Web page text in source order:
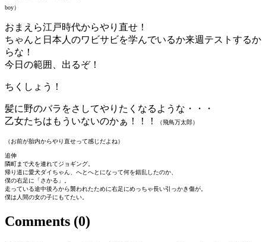
boy）
おまえら江戸時代からやり直せ！
ちゃんと日本人のワビサビを学んでいるか来週テストするか
らな！
今日の範囲、出るぞ！
ちくしょう！
髪に野のバラをさしてやりたくなるような・・・
乙女たちはもういないのかぁ！！！
（飛鳥万太郎）
（お前が胎内からやり直せって感じだよね）
追伸
隣町まで犬を連れてジョギング。
帰り道に愛犬ダイちゃん、へとへとになって何を錯乱したのか、
僕の右足に「さかる」。
走っている途中後ろから襲われたために右足にめっちゃ長い引っかき傷が。
僕は人間の女の子にもてたい。
Comments (0)